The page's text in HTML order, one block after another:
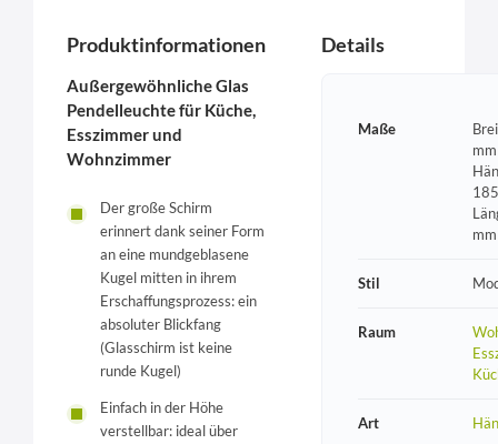
Produktinformationen
Außergewöhnliche Glas
Pendelleuchte für Küche,
Esszimmer und
Wohnzimmer
Der große Schirm
erinnert dank seiner Form
an eine mundgeblasene
Kugel mitten in ihrem
Erschaffungsprozess: ein
absoluter Blickfang
(Glasschirm ist keine
runde Kugel)
Einfach in der Höhe
verstellbar: ideal über
Details
Maße
mm
Stil
Raum
Art